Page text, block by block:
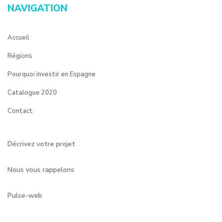
NAVIGATION
Accueil
Régions
Pourquoi investir en Espagne
Catalogue 2020
Contact
Décrivez votre projet
Nous vous rappelons
Pulse-web